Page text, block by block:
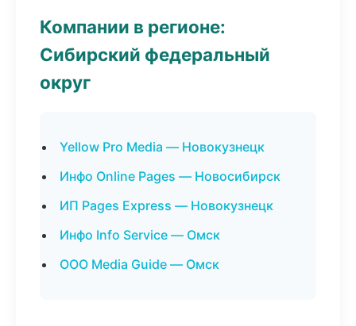
Компании в регионе:
Сибирский федеральный
округ
Yellow Pro Media — Новокузнецк
Инфо Online Pages — Новосибирск
ИП Pages Express — Новокузнецк
Инфо Info Service — Омск
ООО Media Guide — Омск